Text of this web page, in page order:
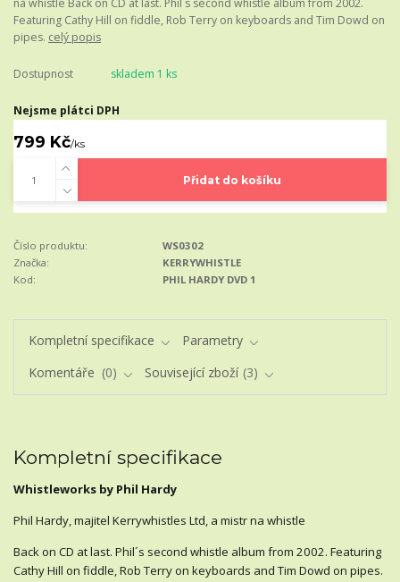
Featuring Cathy Hill on fiddle, Rob Terry on keyboards and Tim Dowd on
pipes. celý popis
Dostupnost skladem 1 ks
Nejsme plátci DPH
799 Kč/ks
Přidat do košíku
Číslo produktu:
WS0302
Značka:
KERRYWHISTLE
Kod:
PHIL HARDY DVD 1
Kompletní specifikace
Parametry
Komentáře
0 Související zboží 3
Kompletní specifikace
Whistleworks by Phil Hardy
Phil Hardy, majitel Kerrywhistles Ltd, a mistr na whistle
Back on CD at last. Phil´s second whistle album from 2002. Featuring
Cathy Hill on fiddle, Rob Terry on keyboards and Tim Dowd on pipes.